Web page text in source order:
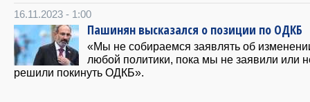
16.11.2023 - 1:00
Пашинян высказался о позиции по ОДКБ
«Мы не собираемся заявлять об
любой политики, пока мы не заявили или
решили покинуть ОДКБ».